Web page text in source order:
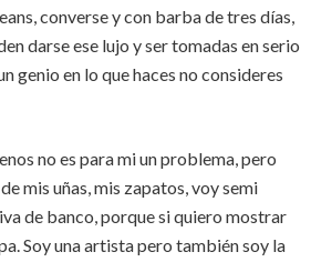
converse y con barba de tres días,
darse ese lujo y ser tomadas en serio
genio en lo que haces no consideres
no es para mi un problema, pero
mis uñas, mis zapatos, voy semi
de banco, porque si quiero mostrar
Soy una artista pero también soy la